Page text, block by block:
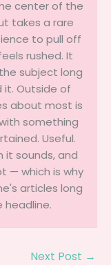
center of the
takes a rare
to pull off
rushed. It
subject long
it. Outside of
about most is
something
Useful.
it sounds, and
— which is why
articles long
Next Post →